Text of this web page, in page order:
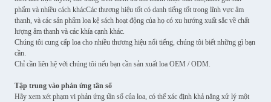
phẩm và nhiều cách khácCác thương hiệu tốt có danh tiếng tốt trong lĩnh vực âm
thanh, và các sản phẩm loa kệ sách hoạt động của họ có xu hướng xuất sắc về chất
lượng âm thanh và các khía cạnh khác.
Chúng tôi cung cấp loa cho nhiều thương hiệu nổi tiếng, chúng tôi biết những gì bạn
cần.
Chỉ cần liên hệ với chúng tôi nếu bạn cần sản xuất loa OEM / ODM.
Tập trung vào phản ứng tần số
Hãy xem xét phạm vi phản ứng tần số của loa, có thể xác định khả năng xử lý một